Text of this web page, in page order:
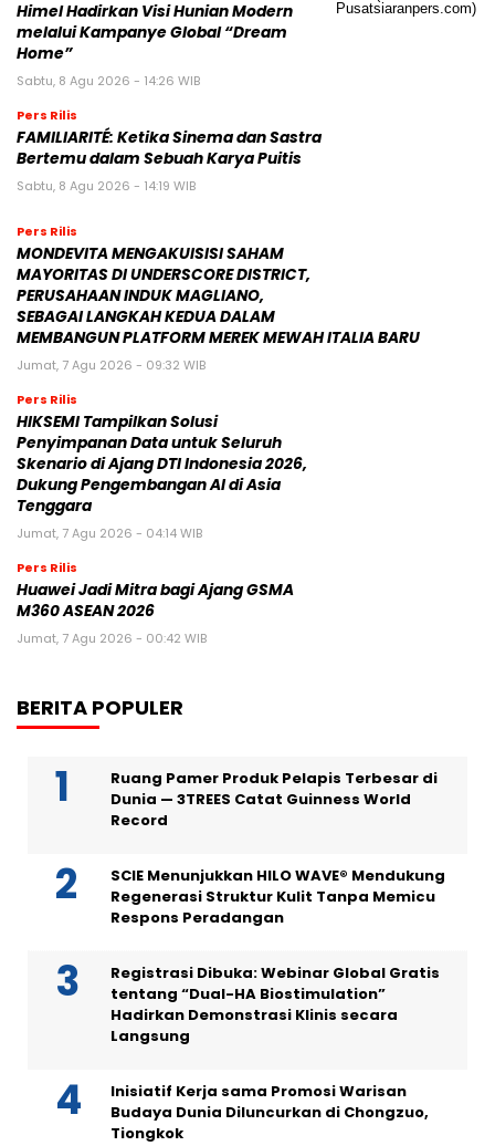
Himel Hadirkan Visi Hunian Modern
melalui Kampanye Global “Dream
Home”
Sabtu, 8 Agu 2026 - 14:26 WIB
Pers Rilis
FAMILIARITÉ: Ketika Sinema dan Sastra
Bertemu dalam Sebuah Karya Puitis
Sabtu, 8 Agu 2026 - 14:19 WIB
Pers Rilis
MONDEVITA MENGAKUISISI SAHAM
MAYORITAS DI UNDERSCORE DISTRICT,
PERUSAHAAN INDUK MAGLIANO,
SEBAGAI LANGKAH KEDUA DALAM
MEMBANGUN PLATFORM MEREK MEWAH ITALIA BARU
Jumat, 7 Agu 2026 - 09:32 WIB
Pers Rilis
HIKSEMI Tampilkan Solusi
Penyimpanan Data untuk Seluruh
Skenario di Ajang DTI Indonesia 2026,
Dukung Pengembangan AI di Asia
Tenggara
Jumat, 7 Agu 2026 - 04:14 WIB
Pers Rilis
Huawei Jadi Mitra bagi Ajang GSMA
M360 ASEAN 2026
Jumat, 7 Agu 2026 - 00:42 WIB
BERITA POPULER
Ruang Pamer Produk Pelapis Terbesar di
Dunia — 3TREES Catat Guinness World
Record
SCIE Menunjukkan HILO WAVE® Mendukung
Regenerasi Struktur Kulit Tanpa Memicu
Respons Peradangan
Registrasi Dibuka: Webinar Global Gratis
tentang “Dual-HA Biostimulation”
Hadirkan Demonstrasi Klinis secara
Langsung
Inisiatif Kerja sama Promosi Warisan
Budaya Dunia Diluncurkan di Chongzuo,
Tiongkok